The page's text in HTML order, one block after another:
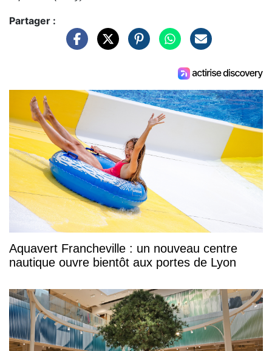
Partager :
Aquavert Francheville : un nouveau centre
nautique ouvre bientôt aux portes de Lyon